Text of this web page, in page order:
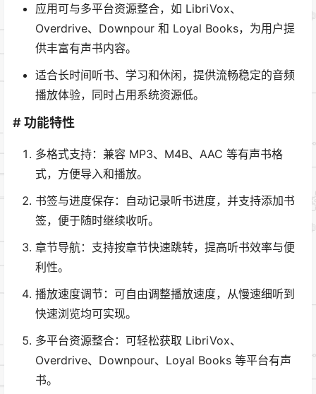
应用可与多平台资源整合，如 LibriVox、
Overdrive、Downpour 和 Loyal Books，为用户提
供丰富有声书内容。
适合长时间听书、学习和休闲，提供流畅稳定的音频
播放体验，同时占用系统资源低。
# 功能特性
多格式支持：兼容 MP3、M4B、AAC 等有声书格
式，方便导入和播放。
书签与进度保存：自动记录听书进度，并支持添加书
签，便于随时继续收听。
章节导航：支持按章节快速跳转，提高听书效率与便
利性。
播放速度调节：可自由调整播放速度，从慢速细听到
快速浏览均可实现。
多平台资源整合：可轻松获取 LibriVox、
Overdrive、Downpour、Loyal Books 等平台有声
书。